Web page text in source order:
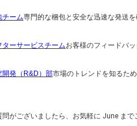
チーム専門的な梱包と安全な迅速な発送を
ターサービスチームお客様のフィードバ
開発（R&D）部市場のトレンドを知るため
問がございましたら、お気軽に June まで